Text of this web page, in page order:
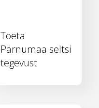
Toeta
Pärnumaa seltsi
tegevust